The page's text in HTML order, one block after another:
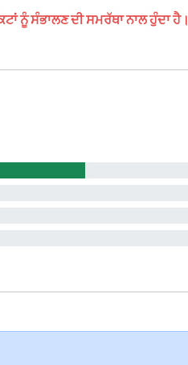
ਨੂੰ ਸੰਭਾਲਣ ਦੀ ਸਮਰੱਥਾ ਨਾਲ ਹੁੰਦਾ ਹੈ।